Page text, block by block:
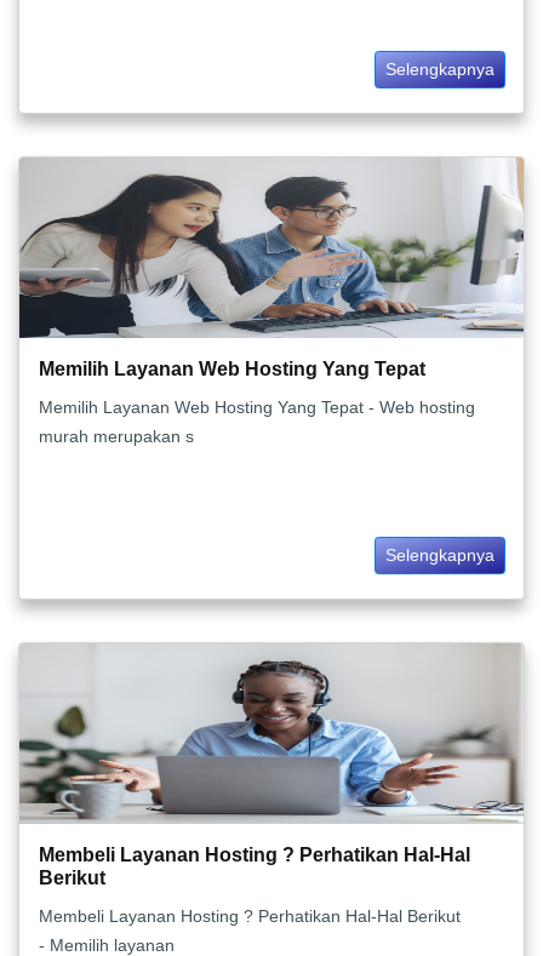
Selengkapnya
Memilih Layanan Web Hosting Yang Tepat
Memilih Layanan Web Hosting Yang Tepat - Web hosting
murah merupakan s
Selengkapnya
Membeli Layanan Hosting ? Perhatikan Hal-Hal
Berikut
Membeli Layanan Hosting ? Perhatikan Hal-Hal Berikut
- Memilih layanan